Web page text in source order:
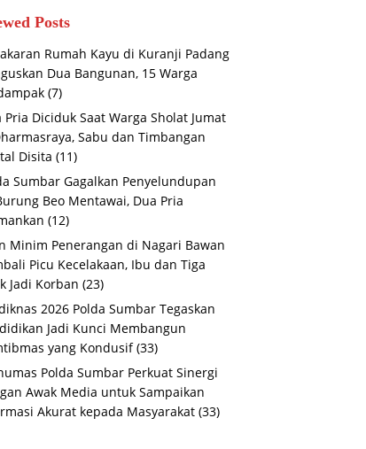
Posts
Rumah Kayu di Kuranji Padang
Dua Bangunan, 15 Warga
(7)
Pria Diciduk Saat Warga Sholat Jumat
Sabu dan Timbangan
Disita (11)
Sumbar Gagalkan Penyelundupan
Beo Mentawai, Dua Pria
(12)
Minim Penerangan di Nagari Bawan
Picu Kecelakaan, Ibu dan Tiga
Jadi Korban (23)
2026 Polda Sumbar Tegaskan
Jadi Kunci Membangun
yang Kondusif (33)
Polda Sumbar Perkuat Sinergi
Awak Media untuk Sampaikan
Akurat kepada Masyarakat (33)